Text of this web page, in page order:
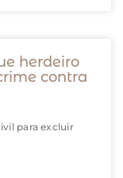
herdeiro
contra
para excluir